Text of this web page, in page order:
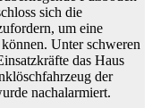
sich die
um eine
Unter schweren
das Haus
der
nachalarmiert.